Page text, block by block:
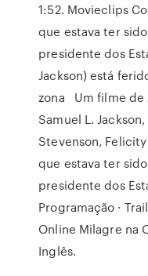
1:52. Movieclips
que estava ter
presidente dos
Jackson) está
zona Um filme de
Samuel L.
Stevenson,
que estava ter
presidente dos
Programação ·
Online Milagre na
Inglês.